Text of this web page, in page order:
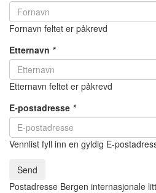
Fornavn feltet er påkrevd
Etternavn *
Etternavn feltet er påkrevd
E-postadresse *
Vennlist fyll inn en gyldig E-
Send
Postadresse Bergen internasjonale